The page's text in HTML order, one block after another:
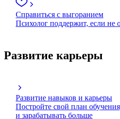
Справиться с выгоранием
Психолог поддержит, если не
Развитие карьеры
Развитие навыков и карьеры
Постройте свой план
и зарабатывать больше